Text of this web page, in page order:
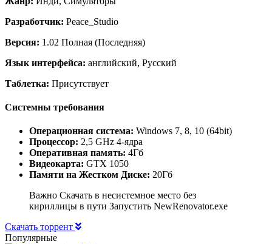
Разработчик: Peace_Studio
Версия: 1.02 Полная (Последняя)
Язык интерфейса: английский, Русский
Таблетка: Присутствует
Системны требования
Операционная система: Windows 7, 8, 10 (64bit)
Процессор: 2,5 GHz 4-ядра
Оперативная память: 4Гб
Видеокарта: GTX 1050
Памяти на Жестком Диске: 20Гб
Важно Скачать в несистемное место без
кириллицы в пути Запустить NewRenovator.exe
Скачать торрент
Популярные